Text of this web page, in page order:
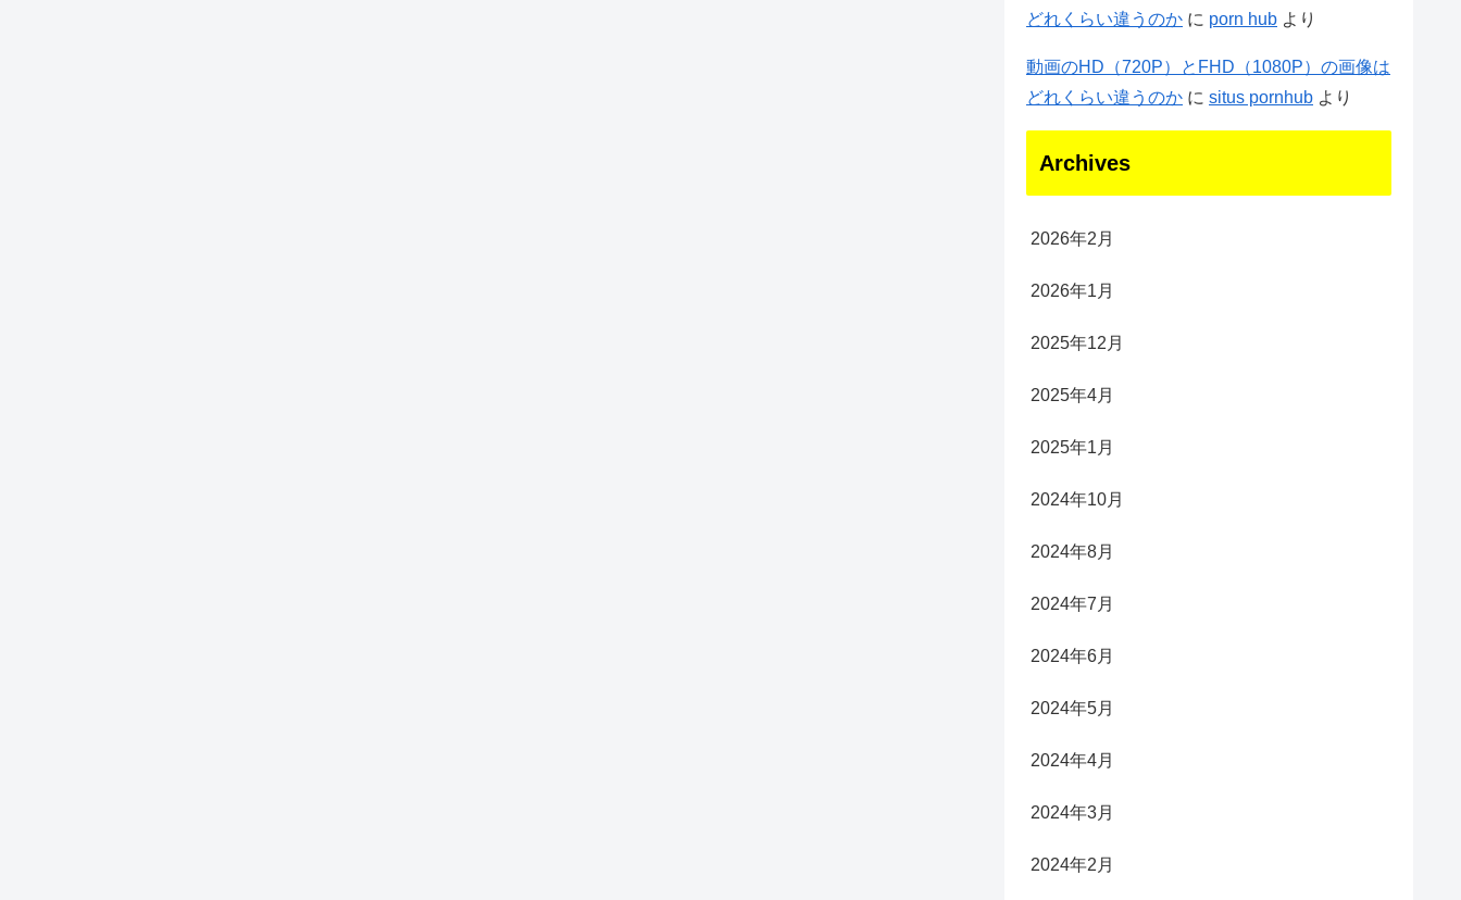
どれくらい違うのか に porn hub より
動画のHD（720P）とFHD（1080P）の画像は
どれくらい違うのか に situs pornhub より
Archives
2026年2月
2026年1月
2025年12月
2025年4月
2025年1月
2024年10月
2024年8月
2024年7月
2024年6月
2024年5月
2024年4月
2024年3月
2024年2月